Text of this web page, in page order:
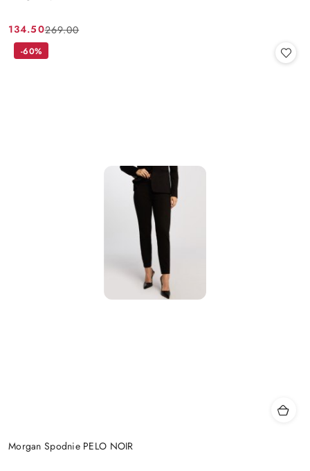
Cena
promocyjna:
134.50
Cena
przed
269.00
Morgan Spodnie PELO NOIR
-60%